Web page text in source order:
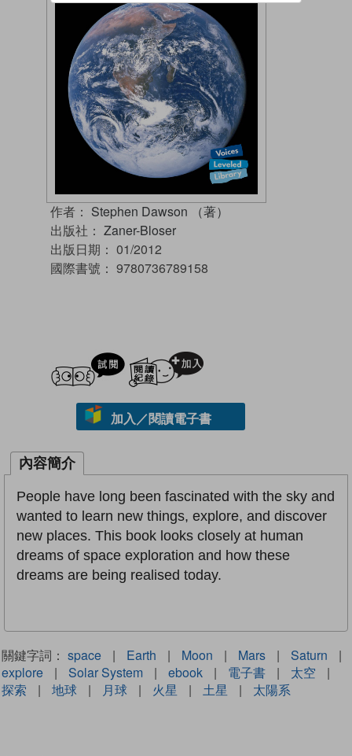
作者： Stephen Dawson （著）
出版社： Zaner-Bloser
出版日期： 01/2012
國際書號： 9780736789158
試閲
加入／閱讀電子書
內容簡介
People have long been fascinated with the sky and
wanted to learn new things, explore, and discover
new places. This book looks closely at human
dreams of space exploration and how these
dreams are being realised today.
關鍵字詞： space | Earth | Moon | Mars | Saturn
|
explore
| Solar System | ebook | 電子書 | 太空
|
探索
| 地球 | 月球 | 火星 | 土星 | 太陽系